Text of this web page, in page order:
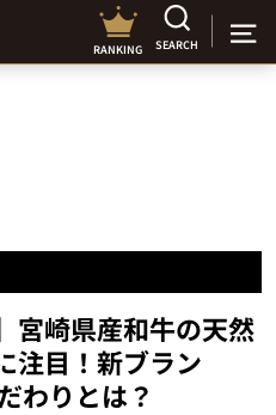
RANKING SEARCH
宮崎県産和牛の天然
注目！新ブラン
わりとは？